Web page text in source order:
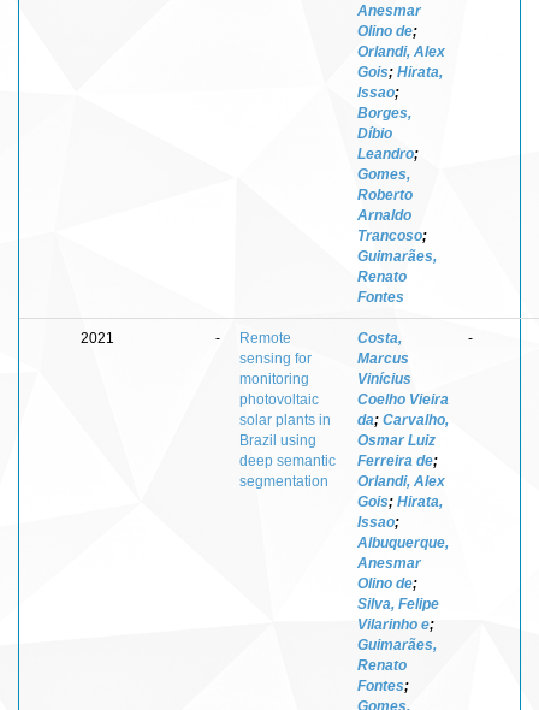
Anesmar
Olino de;
Orlandi, Alex
Gois; Hirata,
Issao;
Borges,
Díbio
Leandro;
Gomes,
Roberto
Arnaldo
Trancoso;
Guimarães,
Renato
Fontes
2021 -
Remote
sensing for
monitoring
photovoltaic
solar plants in
Brazil using
deep semantic
segmentation
Costa,
Marcus
Vinícius
Coelho Vieira
da; Carvalho,
Osmar Luiz
Ferreira de;
Orlandi, Alex
Gois; Hirata,
Issao;
Albuquerque,
Anesmar
Olino de;
Silva, Felipe
Vilarinho e;
Guimarães,
Renato
Fontes;
Gomes,
-